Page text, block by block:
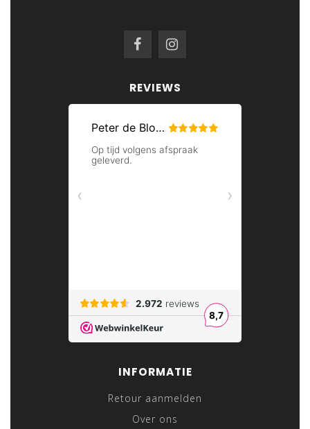
REVIEWS
INFORMATIE
Retour aanmelden
Over ons